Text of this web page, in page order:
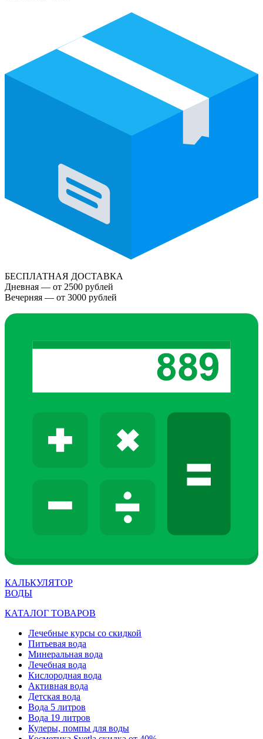
БЕСПЛАТНАЯ ДОСТАВКА
Дневная — от 2500 рублей
Вечерняя — от 3000 рублей
КАЛЬКУЛЯТОР
ВОДЫ
КАТАЛОГ ТОВАРОВ
Лечебные курсы со скидкой
Питьевая вода
Минеральная вода
Лечебная вода
Кислородная вода
Активная вода
Детская вода
Вода 5 литров
Вода 19 литров
Кулеры, помпы для воды